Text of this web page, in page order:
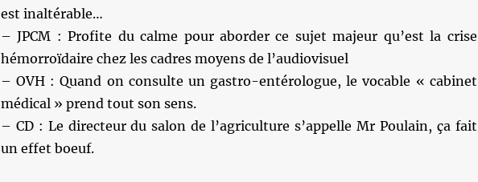
est inaltérable…
– JPCM : Profite du calme pour aborder ce sujet majeur qu’est la crise
hémorroïdaire chez les cadres moyens de l’audiovisuel
– OVH : Quand on consulte un gastro-entérologue, le vocable « cabinet
médical » prend tout son sens.
– CD : Le directeur du salon de l’agriculture s’appelle Mr Poulain, ça fait
un effet boeuf.